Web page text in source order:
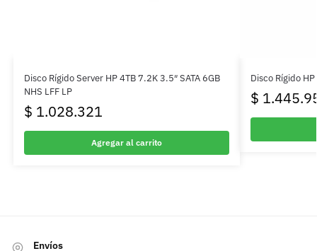
Disco Rígido Server HP 4TB 7.2K 3.5″ SATA 6GB
NHS LFF LP
$ 1.028.321
Agregar al carrito
Disco Rígido
$
Envíos